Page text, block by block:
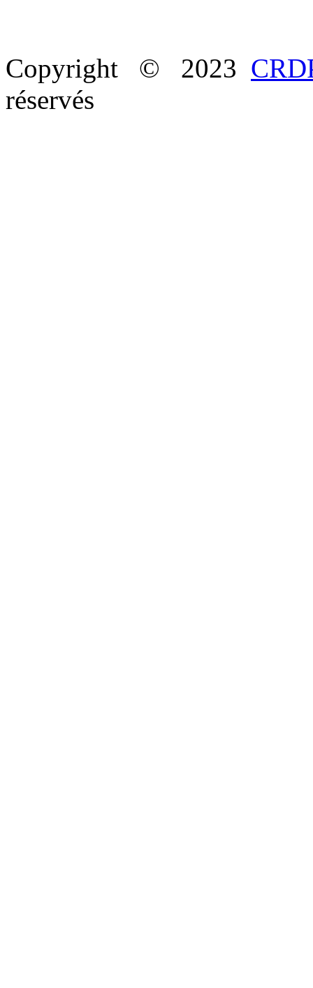
Copyright © 2023
réservés